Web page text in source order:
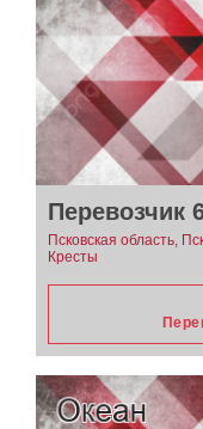
Перевозчик
Псковская область,
Кресты